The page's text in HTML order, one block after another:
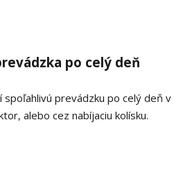
po celý deň
prevádzku po celý deň
alebo cez nabíjaciu kolísku.